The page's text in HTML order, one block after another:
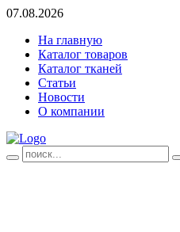
07.08.2026
На главную
Каталог товаров
Каталог тканей
Статьи
Новости
О компании